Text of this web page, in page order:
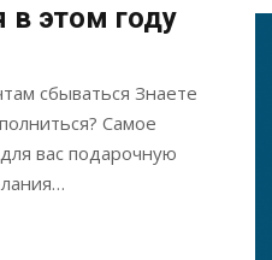
в этом году
сбываться Знаете
Самое
вас подарочную